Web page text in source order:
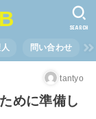
問い合わせ
SEARCH
tantyo
めに準備し